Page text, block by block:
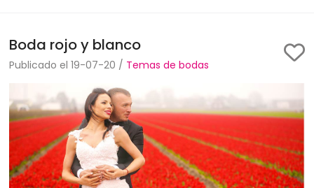
Boda rojo y blanco
Publicado el 19-07-20 / Temas de bodas